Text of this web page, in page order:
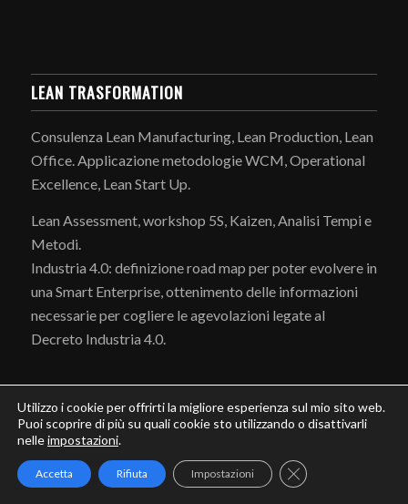
LEAN TRASFORMATION
Consulenza Lean Manufacturing, Lean Production, Lean
Office. Applicazione metodologie WCM, Operational
Excellence, Lean Start Up.
Lean Assessment, workshop 5S, Kaizen, Analisi Tempi e
Metodi.
Industria 4.0: definizione road map per poter evolvere in
una Smart Enterprise, ottenimento delle informazioni
necessarie per cogliere le agevolazioni legate al
Decreto Industria 4.0.
SERVIZI
Utilizzo i cookie per offrirti la migliore esperienza sul mio sito web.
Puoi scoprire di più su quali cookie sto utilizzando o disattivarli
nelleimpostazioni.
Accetta Rifiuta Impostazioni Close GDPR